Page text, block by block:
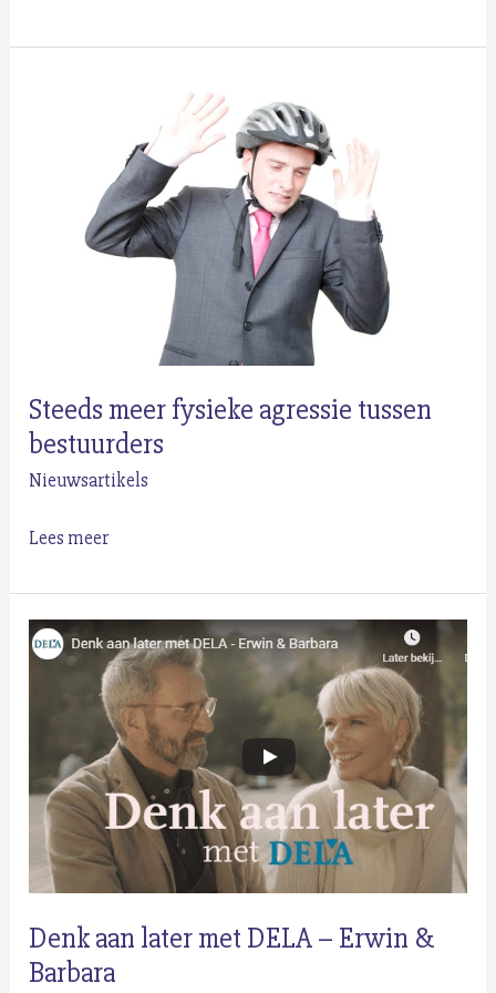
sterretjes?
Steeds meer fysieke agressie tussen
bestuurders
Nieuwsartikels
Steeds
fysieke
agressie
tussen
bestuurders
Lees meer
Denk aan later met DELA – Erwin &
Barbara